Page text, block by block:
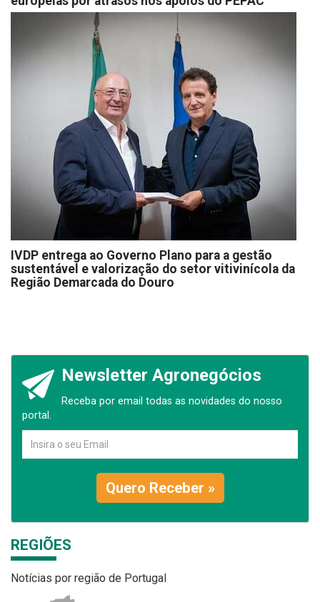
IVDP entrega ao Governo Plano para a gestão
sustentável e valorização do setor vitivinícola da
Região Demarcada do Douro
Newsletter Agronegócios
Receba por email todas as novidades do nosso
portal.
Quero Receber »
REGIÕES
Notícias por região de Portugal